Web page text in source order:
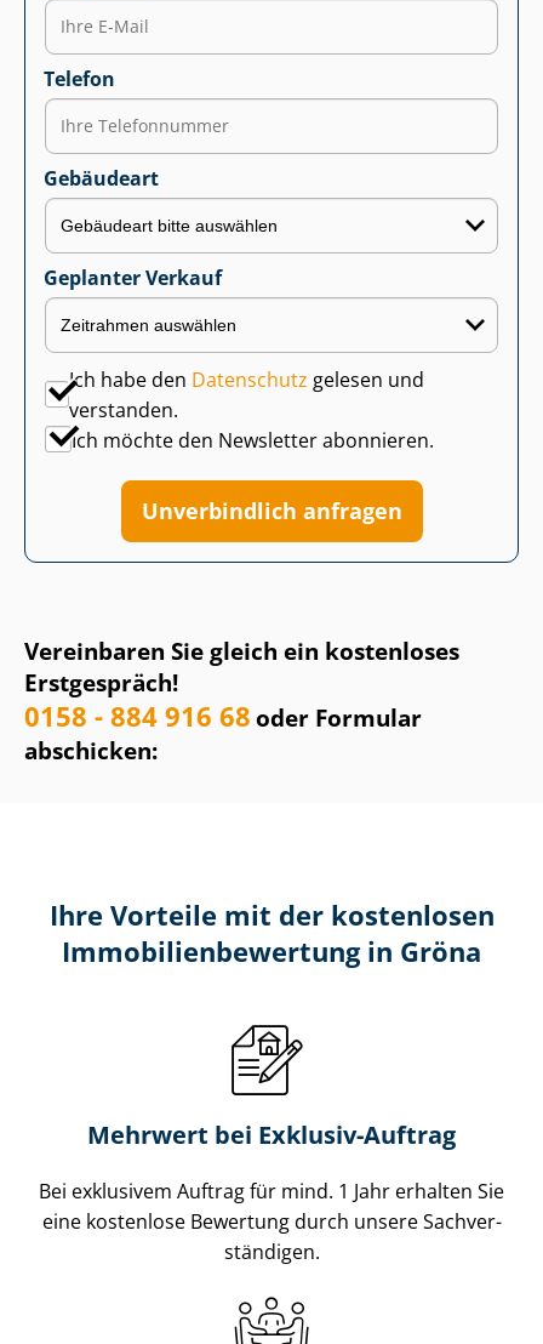
Vereinbaren Sie gleich ein kostenloses
Erstgespräch!
0158 - 884 916 68oder Formular
abschicken:
Telefon
Gebäudeart
Geplanter Verkauf
Ich habe den Datenschutz gelesen und
verstanden.
Ich möchte den Newsletter abonnieren.
Unverbindlich anfragen
Ihre Vorteile mit der kostenlosen
Im­mo­bi­li­en­be­wer­tung in Gröna
Mehrwert bei Exklusiv-Auftrag
Bei exklusivem Auftrag für mind. 1 Jahr erhalten Sie
eine kostenlose Bewertung durch unsere Sach­ver­
stän­di­gen.